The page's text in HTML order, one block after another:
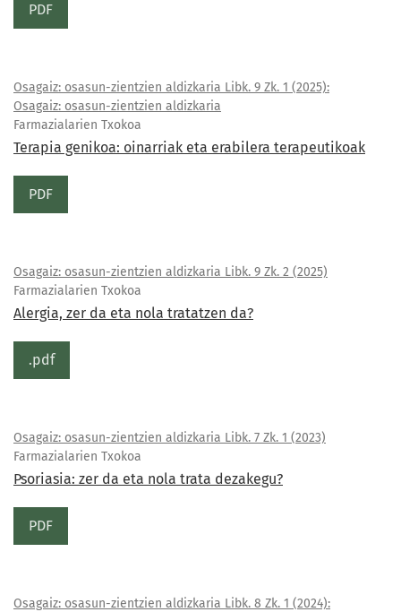
PDF
Osagaiz: osasun-zientzien aldizkaria Libk. 9 Zk. 1 (2025):
Osagaiz: osasun-zientzien aldizkaria
Farmazialarien Txokoa
Terapia genikoa: oinarriak eta erabilera terapeutikoak
PDF
Osagaiz: osasun-zientzien aldizkaria Libk. 9 Zk. 2 (2025)
Farmazialarien Txokoa
Alergia, zer da eta nola tratatzen da?
.pdf
Osagaiz: osasun-zientzien aldizkaria Libk. 7 Zk. 1 (2023)
Farmazialarien Txokoa
Psoriasia: zer da eta nola trata dezakegu?
PDF
Osagaiz: osasun-zientzien aldizkaria Libk. 8 Zk. 1 (2024):